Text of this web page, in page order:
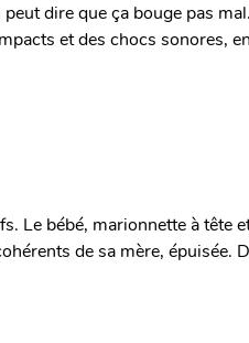
dire que ça bouge pas
et des chocs sonores,
Le bébé, marionnette à tête
de sa mère, épuisée.